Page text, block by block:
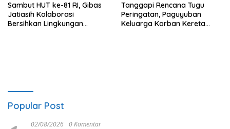
Sambut HUT ke-81 RI, Gibas
Jatiasih Kolaborasi
Bersihkan Lingkungan
Tanggapi Rencana Tugu
Peringatan, Paguyuban
Keluarga Korban Kereta
Popular Post
02/08/2026 0 Komentar